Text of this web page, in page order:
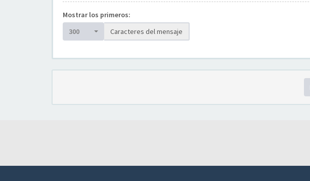
Mostrar los primeros:
300
Caracteres del mensaje